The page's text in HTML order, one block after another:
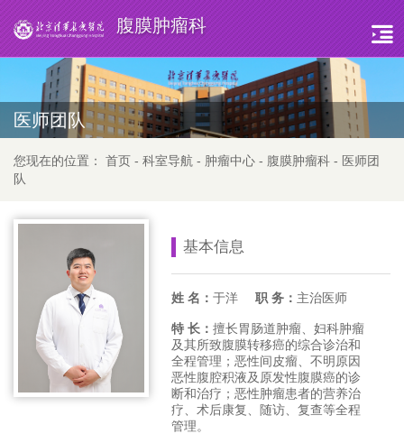
腹膜肿瘤科
医师团队
您现在的位置： 首页 - 科室导航 - 肿瘤中心 - 腹膜肿瘤科 - 医师团
队
基本信息
姓 名： 于洋 职 务： 主治医师
特 长： 擅长胃肠道肿瘤、妇科肿瘤
及其所致腹膜转移癌的综合诊治和
全程管理；恶性间皮瘤、不明原因
恶性腹腔积液及原发性腹膜癌的诊
断和治疗；恶性肿瘤患者的营养治
疗、术后康复、随访、复查等全程
管理。